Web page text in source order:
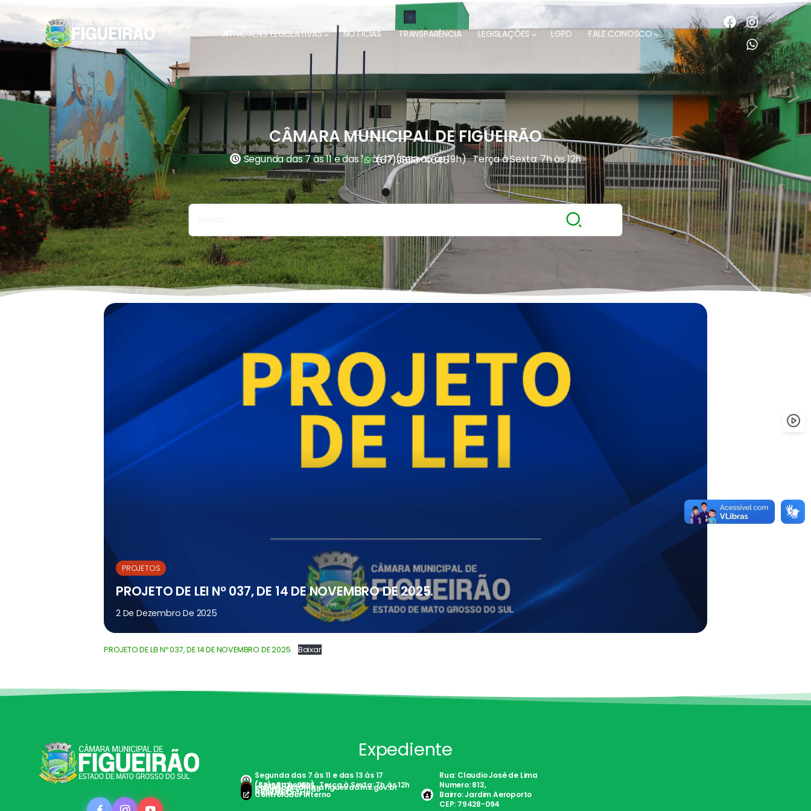
ATIVIDADES LEGISLATIVAS NOTÍCIAS TRANSPARÊNCIA LEGISLAÇÕES LGPD FALE CONOSCO
CÂMARA MUNICIPAL DE FIGUEIRÃO
Segunda das 7 às 11 e das 13 às 17 (Sessão às 19h) . Terça à Sexta: 7h às 12h
(67)98113-4645
PROJETOS
PROJETO DE LEI Nº 037, DE 14 DE NOVEMBRO DE 2025.
2 De Dezembro De 2025
PROJETO DE LEI Nº 037, DE 14 DE NOVEMBRO DE 2025. Baixar
Expediente
Segunda das 7 às 11 e das 13 às 17
(Sessão às 19h) . Terça à Sexta: 7h às 12h
(67)98113-4645
contato@camarafigueirao.ms.gov.br
Cliente de E-mail
Doc Fácil
Holerite Online
Controlador Interno
Rua: Claudio José de Lima
Numero: 813,
Bairro: Jardim Aeroporto
CEP: 79428-094